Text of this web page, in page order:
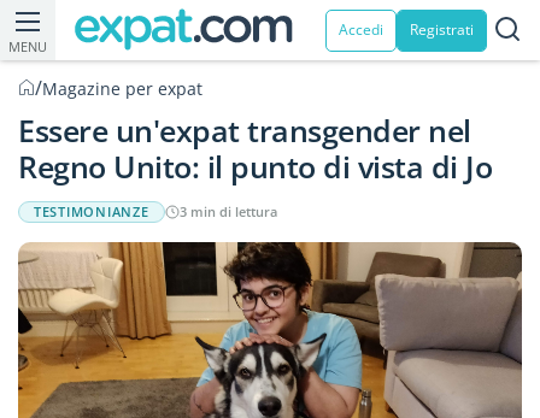
MENU
Accedi Registrati
/Magazine per expat
Essere un'expat transgender nel
Regno Unito: il punto di vista di Jo
TESTIMONIANZE 3 min di lettura